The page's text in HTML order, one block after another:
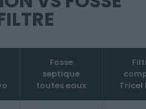
Fosse
septique
toutes eaux
Tricel